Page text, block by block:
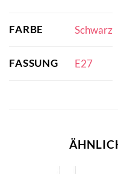
FARBE Schwarz
FASSUNG E27